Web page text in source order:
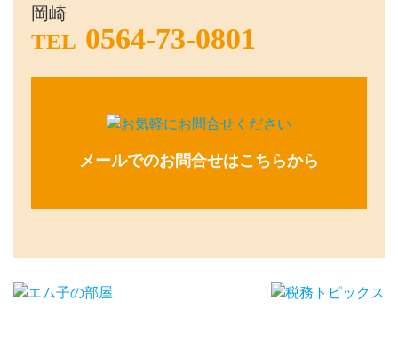
岡崎
TEL 0564-73-0801
メールでのお問合せはこちらから